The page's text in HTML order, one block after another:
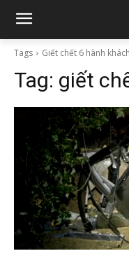
Tags Giết chết 6 hành khách
Tag: giết